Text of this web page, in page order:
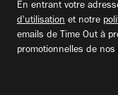
En entrant votre
d'utilisation et notre
emails de Time Out à
promotionnelles de nos